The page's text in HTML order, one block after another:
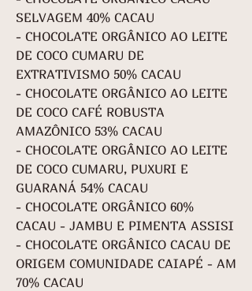
SELVAGEM 40% CACAU
- CHOCOLATE ORGÂNICO AO LEITE
DE COCO CUMARU DE
EXTRATIVISMO 50% CACAU
- CHOCOLATE ORGÂNICO AO LEITE
DE COCO CAFÉ ROBUSTA
AMAZÔNICO 53% CACAU
- CHOCOLATE ORGÂNICO AO LEITE
DE COCO CUMARU, PUXURI E
GUARANÁ 54% CACAU
- CHOCOLATE ORGÂNICO 60%
CACAU - JAMBU E PIMENTA ASSISI
- CHOCOLATE ORGÂNICO CACAU DE
ORIGEM COMUNIDADE CAIAPÉ - AM
70% CACAU